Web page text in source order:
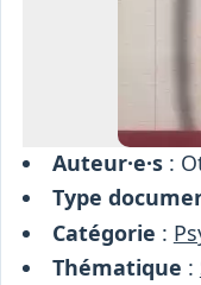
Auteur·e·s:
Type
Catégorie :
Thématique :